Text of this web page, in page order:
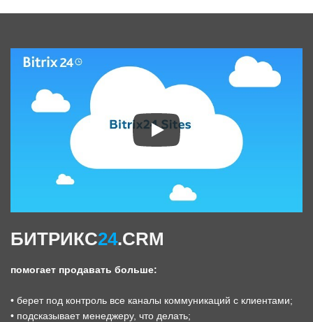
БИТРИКС24.CRM
помогает продавать больше:
• берет под контроль все каналы коммуникаций с клиентами;
• подсказывает менеджеру, что делать;